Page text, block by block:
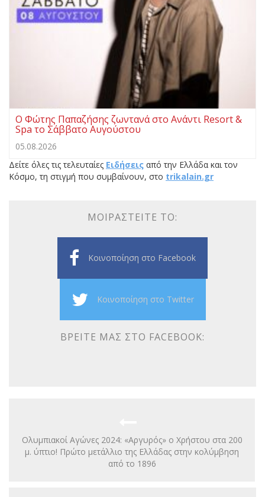
Ο Φώτης Παπαζήσης ζωντανά στο Ανάντι Resort &
Spa το Σάββατο Αυγούστου
05.08.2026
Δείτε όλες τις τελευταίες Ειδήσεις από την Ελλάδα και τον
Κόσμο, τη στιγμή που συμβαίνουν, στο trikalain.gr
ΜΟΙΡΑΣΤΕΊΤΕ ΤΟ:
Κοινοποίηση στο Facebook
Κοινοποίηση στο Twitter
ΒΡΕΊΤΕ ΜΑΣ ΣΤΟ FACEBOOK:
Ολυμπιακοί Αγώνες 2024: «Αργυρός» ο Χρήστου στα 200
μ. ύπτιο! Πρώτο μετάλλιο της Ελλάδας στην κολύμβηση
από το 1896